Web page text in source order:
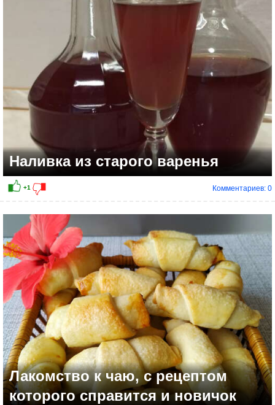
+13
Наливка из старого варенья
Комментариев: 0
Лакомство к чаю, с рецептом
которого справится и новичок